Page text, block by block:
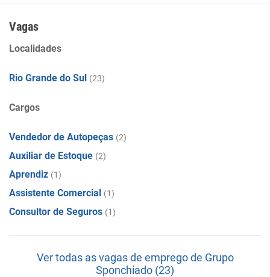
Vagas
Localidades
Rio Grande do Sul (23)
Cargos
Vendedor de Autopeças (2)
Auxiliar de Estoque (2)
Aprendiz (1)
Assistente Comercial (1)
Consultor de Seguros (1)
Ver todas as vagas de emprego de Grupo
Sponchiado (23)